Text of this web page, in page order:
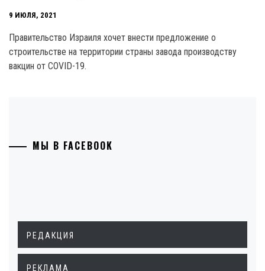
9 ИЮЛЯ, 2021
Правительство Израиля хочет внести предложение о
строительстве на территории страны завода производству
вакцин от COVID-19.
МЫ В FACEBOOK
РЕДАКЦИЯ
РЕКЛАМА